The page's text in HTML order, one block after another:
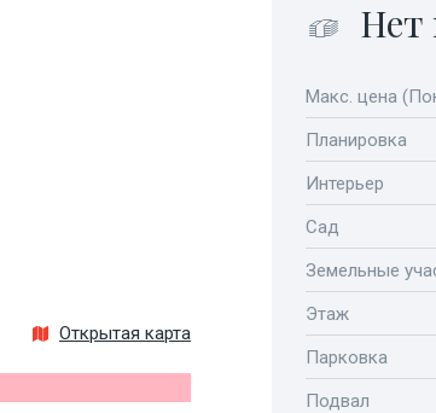
Нет
Макс. цена
Планировка
Интерьер
Сад
Земельные
Этаж
Парковка
Подвал
Открытая карта